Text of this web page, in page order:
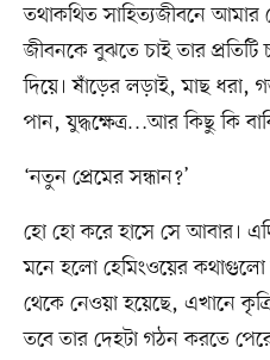
তথাকথিত সাহিত্যজীবনে আমার
জীবনকে বুঝতে চাই তার প্রতিটি
দিয়ে। ষাঁড়ের লড়াই, মাছ ধরা,
পান, যুদ্ধক্ষেত্র…আর কিছু কি
‘নতুন প্রেমের সন্ধান?’
হো হো করে হাসে সে আবার।
মনে হলো হেমিংওয়ের কথাগুলো
থেকে নেওয়া হয়েছে, এখানে
তবে তার দেহটা গঠন করতে